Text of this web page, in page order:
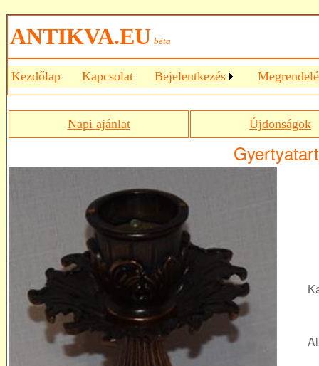
ANTIKVA.EU béta
Kezdőlap Kapcsolat Bejelentkezés
Napi ajánlat Újdonságok